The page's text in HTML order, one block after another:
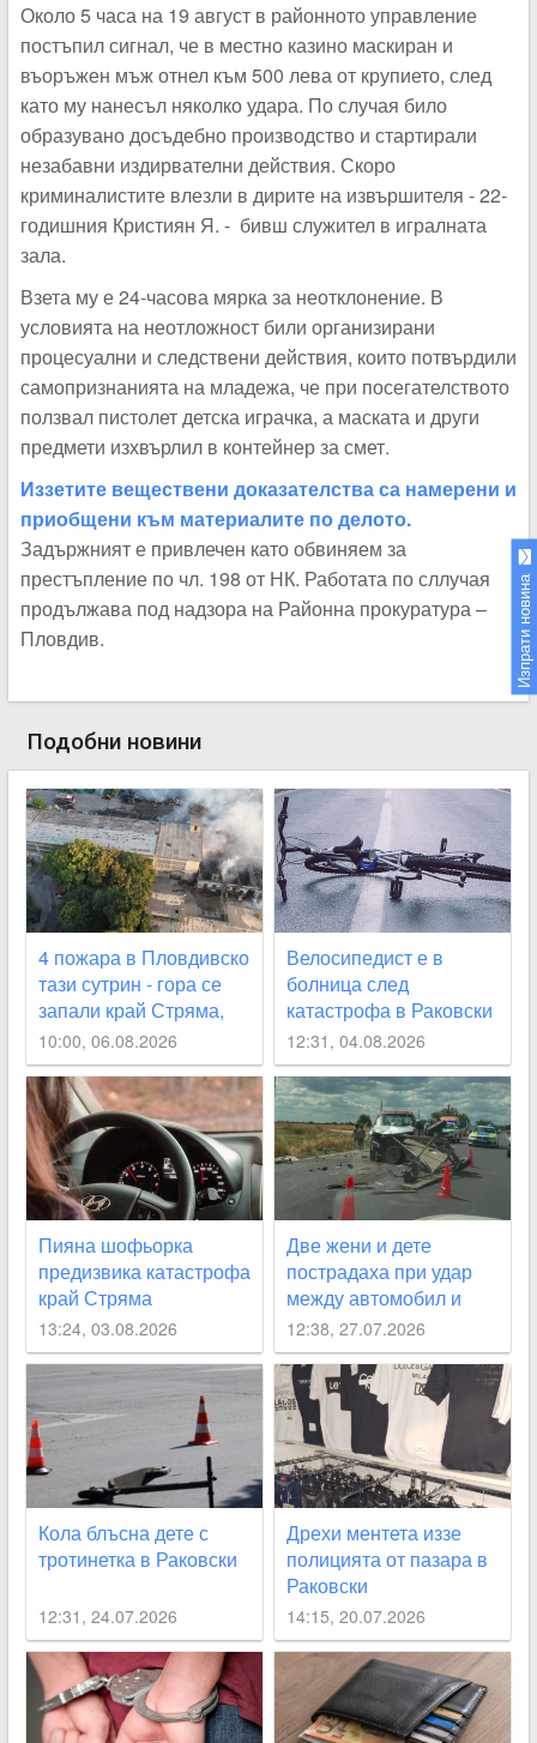
Около 5 часа на 19 август в районното управление
постъпил сигнал, че в местно казино маскиран и
въоръжен мъж отнел към 500 лева от крупието, след
като му нанесъл няколко удара. По случая било
образувано досъдебно производство и стартирали
незабавни издирвателни действия. Скоро
криминалистите влезли в дирите на извършителя - 22-
годишния Кристиян Я. - бивш служител в игралната
зала.
Взета му е 24-часова мярка за неотклонение. В
условията на неотложност били организирани
процесуални и следствени действия, които потвърдили
самопризнанията на младежа, че при посегателството
ползвал пистолет детска играчка, а маската и други
предмети изхвърлил в контейнер за смет.
Иззетите веществени доказателства са намерени и
приобщени към материалите по делото.
Задържният е привлечен като обвиняем за
престъпление по чл. 198 от НК. Работата по сллучая
продължава под надзора на Районна прокуратура –
Пловдив.
Подобни новини
4 пожара в Пловдивско
тази сутрин - гора се
запали край Стряма,
къща - в Карлово
10:00, 06.08.2026
Велосипедист е в
болница след
катастрофа в Раковски
12:31, 04.08.2026
Пияна шофьорка
предизвика катастрофа
край Стряма
13:24, 03.08.2026
Две жени и дете
пострадаха при удар
между автомобил и
каруца край Раковски
12:38, 27.07.2026
Кола блъсна дете с
тротинетка в Раковски
12:31, 24.07.2026
Дрехи ментета иззе
полицията от пазара в
Раковски
14:15, 20.07.2026
Изпрати новина